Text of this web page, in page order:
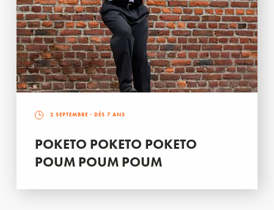
2 SEPTEMBRE - DÈS 7 ANS
POKETO POKETO POKETO
POUM POUM POUM